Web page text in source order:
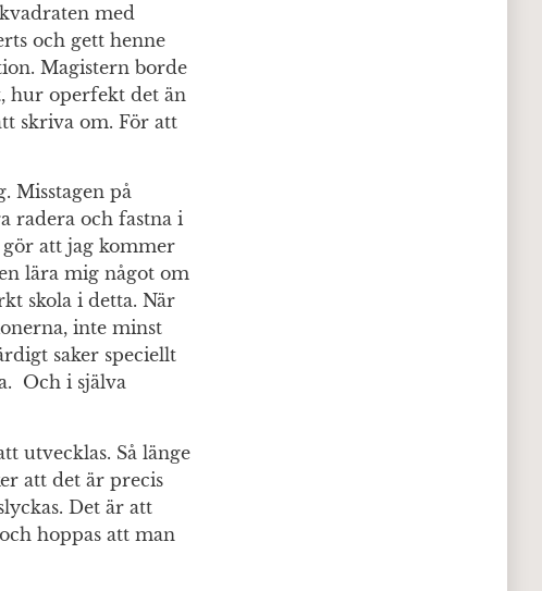
med
och gett henne
Magistern borde
hur operfekt det än
skriva om. För att
Misstagen på
radera och fastna i
gör att jag kommer
lära mig något om
skola i detta. När
inte minst
saker speciellt
Och i själva
utvecklas. Så länge
att det är precis
Det är att
hoppas att man